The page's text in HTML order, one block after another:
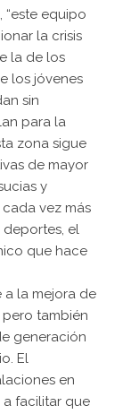
“este equipo
la crisis
la de los
los jóvenes
sin
para la
zona sigue
de mayor
y
vez más
el
que hace
a la mejora de
también
generación
El
en
facilitar que